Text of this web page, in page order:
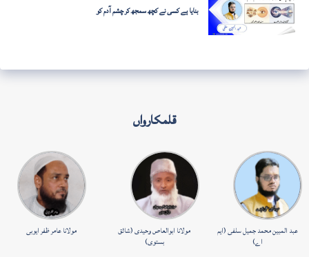
بنایا ہے کسی نے کچھ سمجھ کر چشم آدم کو
قلمکارواں
عبد المبین محمد جمیل سلفی (ایم
اے)
مولانا ابوالعاص وحیدی (شائق
بستوی)
مولانا عامر ظفر ایوبی